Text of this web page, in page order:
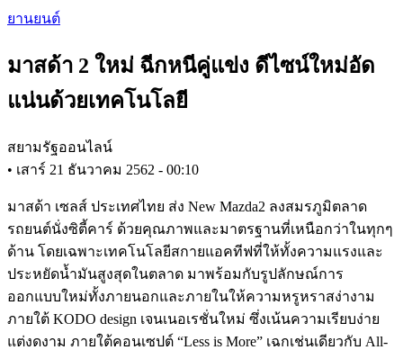
Skip
content
ยานยนต์
มาสด้า 2 ใหม่ ฉีกหนีคู่แข่ง ดีไซน์ใหม่อัด
แน่นด้วยเทคโนโลยี
สยามรัฐออนไลน์
• เสาร์ 21 ธันวาคม 2562 - 00:10
มาสด้า เซลส์ ประเทศไทย ส่ง New Mazda2 ลงสมรภูมิตลาด
รถยนต์นั่งซิตี้คาร์ ด้วยคุณภาพและมาตรฐานที่เหนือกว่าในทุกๆ
ด้าน โดยเฉพาะเทคโนโลยีสกายแอคทีฟที่ให้ทั้งความแรงและ
ประหยัดน้ำมันสูงสุดในตลาด มาพร้อมกับรูปลักษณ์การ
ออกแบบใหม่ทั้งภายนอกและภายในให้ความหรูหราสง่างาม
ภายใต้ KODO design เจนเนอเรชั่นใหม่ ซึ่งเน้นความเรียบง่าย
แต่งดงาม ภายใต้คอนเซปต์ “Less is More” เฉกเช่นเดียวกับ All-